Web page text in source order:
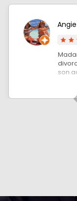
Angie
son
s’est